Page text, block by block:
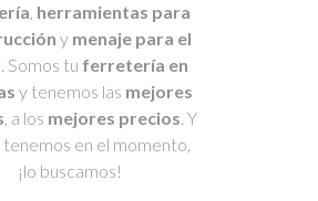
, herramientas para
y menaje para el
. Somos tu ferretería en
y tenemos las mejores
, a los mejores precios. Y
tenemos en el momento,
¡lo buscamos!